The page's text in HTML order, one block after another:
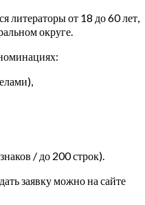
литераторы от 18 до 60 лет,
округе.
/ до 200 строк).
заявку можно на сайте